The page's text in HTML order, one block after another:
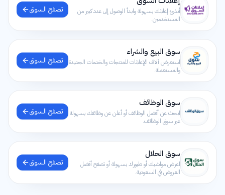
تصفح السوق
أنشئ إعلانك بسهولة وابدأ الوصول إلى عدد كبير من
المستخدمين.
تصفح السوق
سوق البيع والشراء
استعرض آلاف الإعلانات للمنتجات والخدمات الجديدة
والمستعملة.
تصفح السوق
سوق الوظائف
ابحث عن أفضل الوظائف أو أعلن عن وظائفك بسهولة
عبر سوق الوظائف.
تصفح السوق
سوق الحلال
اعرض مواشيك أو طيورك بسهولة أو تصفح أفضل
العروض في السعودية.